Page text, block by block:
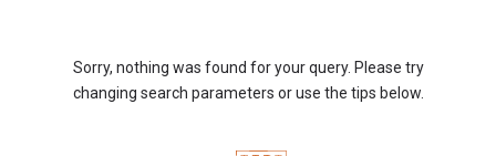
Sorry, nothing was found for your query. Please try
changing search parameters or use the tips below.